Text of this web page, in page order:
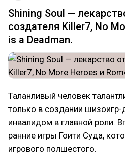
Shining Soul —
создателя Killer7, No
is a Deadman.
Таланливый человек
только в создании шизоигр-
инвалидом в главной роли.
ранние игры Гоити Суда,
игрового полшестого.